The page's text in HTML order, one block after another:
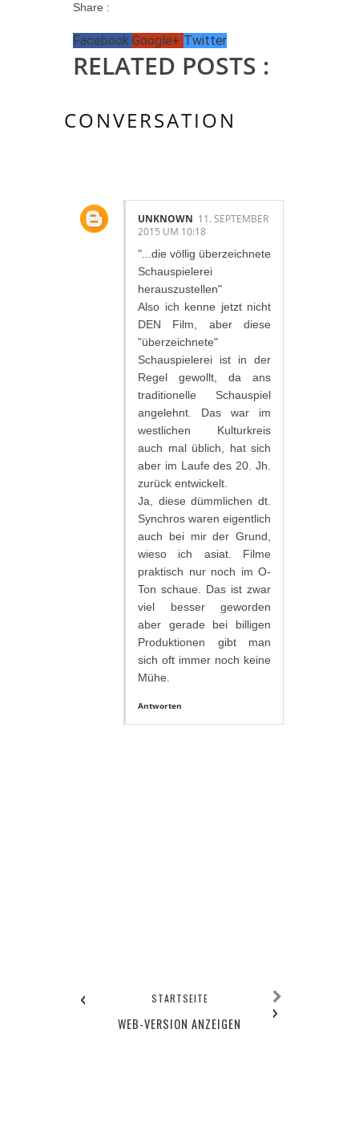
Share :
Facebook Google+ Twitter
RELATED POSTS :
CONVERSATION
UNKNOWN 11. SEPTEMBER
2015 UM 10:18
"...die völlig überzeichnete
Schauspielerei
herauszustellen"
Also ich kenne jetzt nicht
DEN Film, aber diese
"überzeichnete"
Schauspielerei ist in der
Regel gewollt, da ans
traditionelle Schauspiel
angelehnt. Das war im
westlichen Kulturkreis
auch mal üblich, hat sich
aber im Laufe des 20. Jh.
zurück entwickelt.
Ja, diese dümmlichen dt.
Synchros waren eigentlich
auch bei mir der Grund,
wieso ich asiat. Filme
praktisch nur noch im O-
Ton schaue. Das ist zwar
viel besser geworden
aber gerade bei billigen
Produktionen gibt man
sich oft immer noch keine
Mühe.
Antworten
‹ ›
STARTSEITE
WEB-VERSION ANZEIGEN